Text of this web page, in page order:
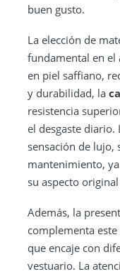
buen gusto.
La elección de
fundamental en el
en piel saffiano,
y durabilidad, la
resistencia
el desgaste
sensación de lujo,
mantenimiento,
su aspecto
Además, la
complementa
que encaje con
vestuario. La